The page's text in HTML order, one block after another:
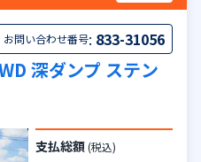
お問い合わせ番号: 833-31056
深ダンプ ステン
支払総額 (税込)